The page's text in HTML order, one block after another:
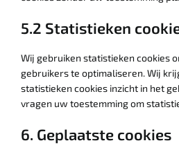
5.2 Statistieken
Wij gebruiken statistieken cookies
gebruikers te optimaliseren. Wij
statistieken cookies inzicht in het
vragen uw toestemming om
6. Geplaatste cookies